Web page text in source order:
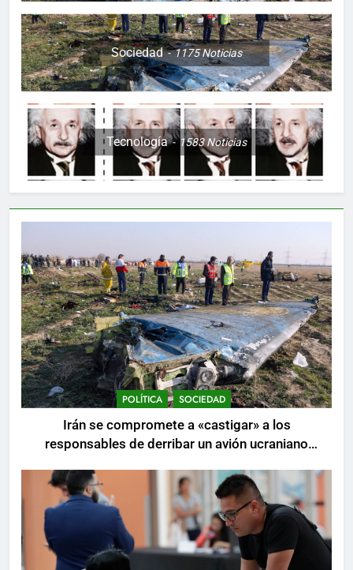
Sociedad 1175Noticias
Tecnología 1583Noticias
POLÍTICA SOCIEDAD
Irán se compromete a «castigar» a los
responsables de derribar un avión ucraniano